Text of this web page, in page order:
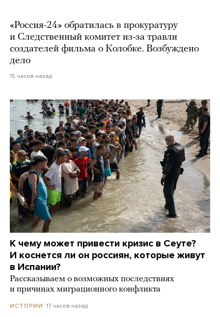
«Россия-24» обратилась в прокуратуру
и Следственный комитет из-за травли
создателей фильма о Колобке. Возбуждено
дело
15 часов назад
К чему может привести кризис в Сеуте?
И коснется ли он россиян, которые живут
в Испании?
Рассказываем о возможных последствиях
и причинах миграционного конфликта
ИСТОРИИ 17 часов назад